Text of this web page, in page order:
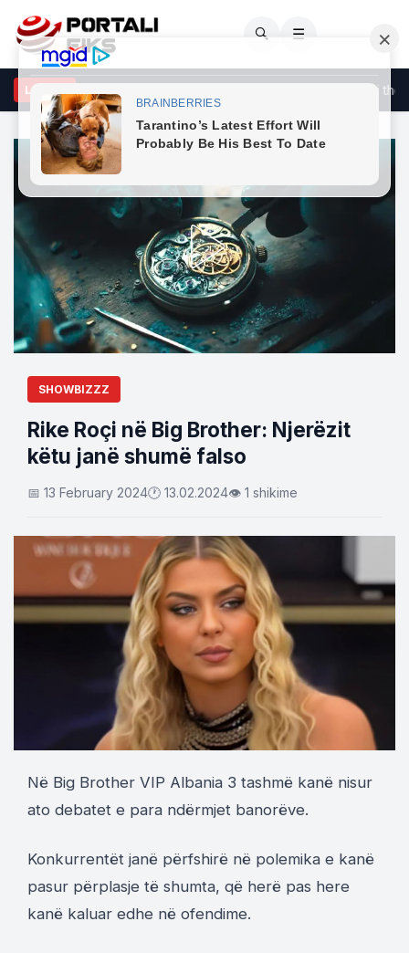
🔍 ☰
LAJME
po paralajmëron Era Istrefi? Gjërat që burrat rrallë i
SHOWBIZZZ
Rike Roçi në Big Brother: Njerëzit
këtu janë shumë falso
📅 13 February 2024🕐 13.02.2024👁 1 shikime
Në Big Brother VIP Albania 3 tashmë kanë nisur
ato debatet e para ndërmjet banorëve.
Konkurrentët janë përfshirë në polemika e kanë
pasur përplasje të shumta, që herë pas here
kanë kaluar edhe në ofendime.